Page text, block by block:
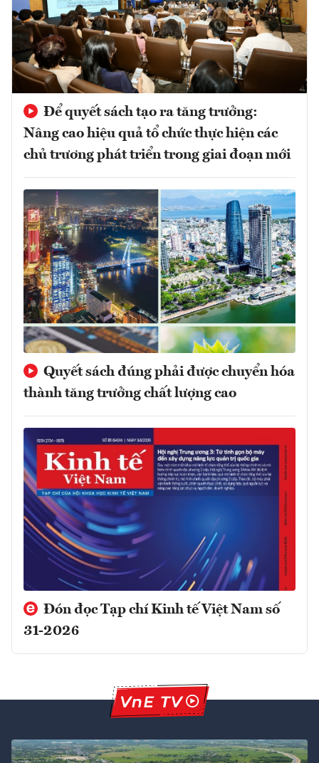
Để quyết sách tạo ra tăng trưởng:
Nâng cao hiệu quả tổ chức thực hiện các
chủ trương phát triển trong giai đoạn mới
Quyết sách đúng phải được chuyển hóa
thành tăng trưởng chất lượng cao
Đón đọc Tạp chí Kinh tế Việt Nam số
31-2026